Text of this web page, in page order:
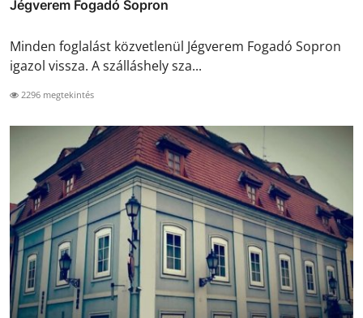
Jégverem Fogadó Sopron
Minden foglalást közvetlenül Jégverem Fogadó Sopron
igazol vissza. A szálláshely sza...
2296 megtekintés